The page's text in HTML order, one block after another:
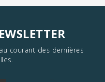
courant des dernières